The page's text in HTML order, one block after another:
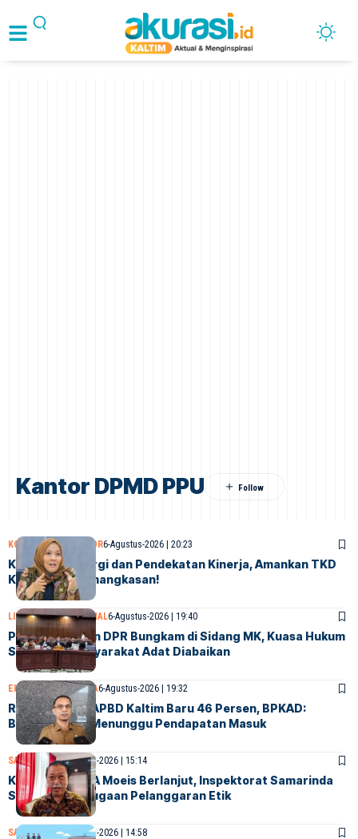
Kantor DPMD PPU
KOLOM KONTRIBUTOR6-Agustus-2026 | 20:23
Kokohkan Sinergi dan Pendekatan Kinerja, Amankan TKD
Kaltim dari Pemangkasan!
LINGKUNGANNASIONAL6-Agustus-2026 | 19:40
Pemerintah dan DPR Bungkam di Sidang MK, Kuasa Hukum
Sebut Hak Masyarakat Adat Diabaikan
EKONOMI SAMARINDA6-Agustus-2026 | 19:32
Realisasi Fisik APBD Kaltim Baru 46 Persen, BPKAD:
Belanja Masih Menunggu Pendapatan Masuk
SAMARINDA6-Agustus-2026 | 15:14
Kasus Dokter IA Moeis Berlanjut, Inspektorat Samarinda
Siap Periksa Dugaan Pelanggaran Etik
SAMARINDA6-Agustus-2026 | 14:58